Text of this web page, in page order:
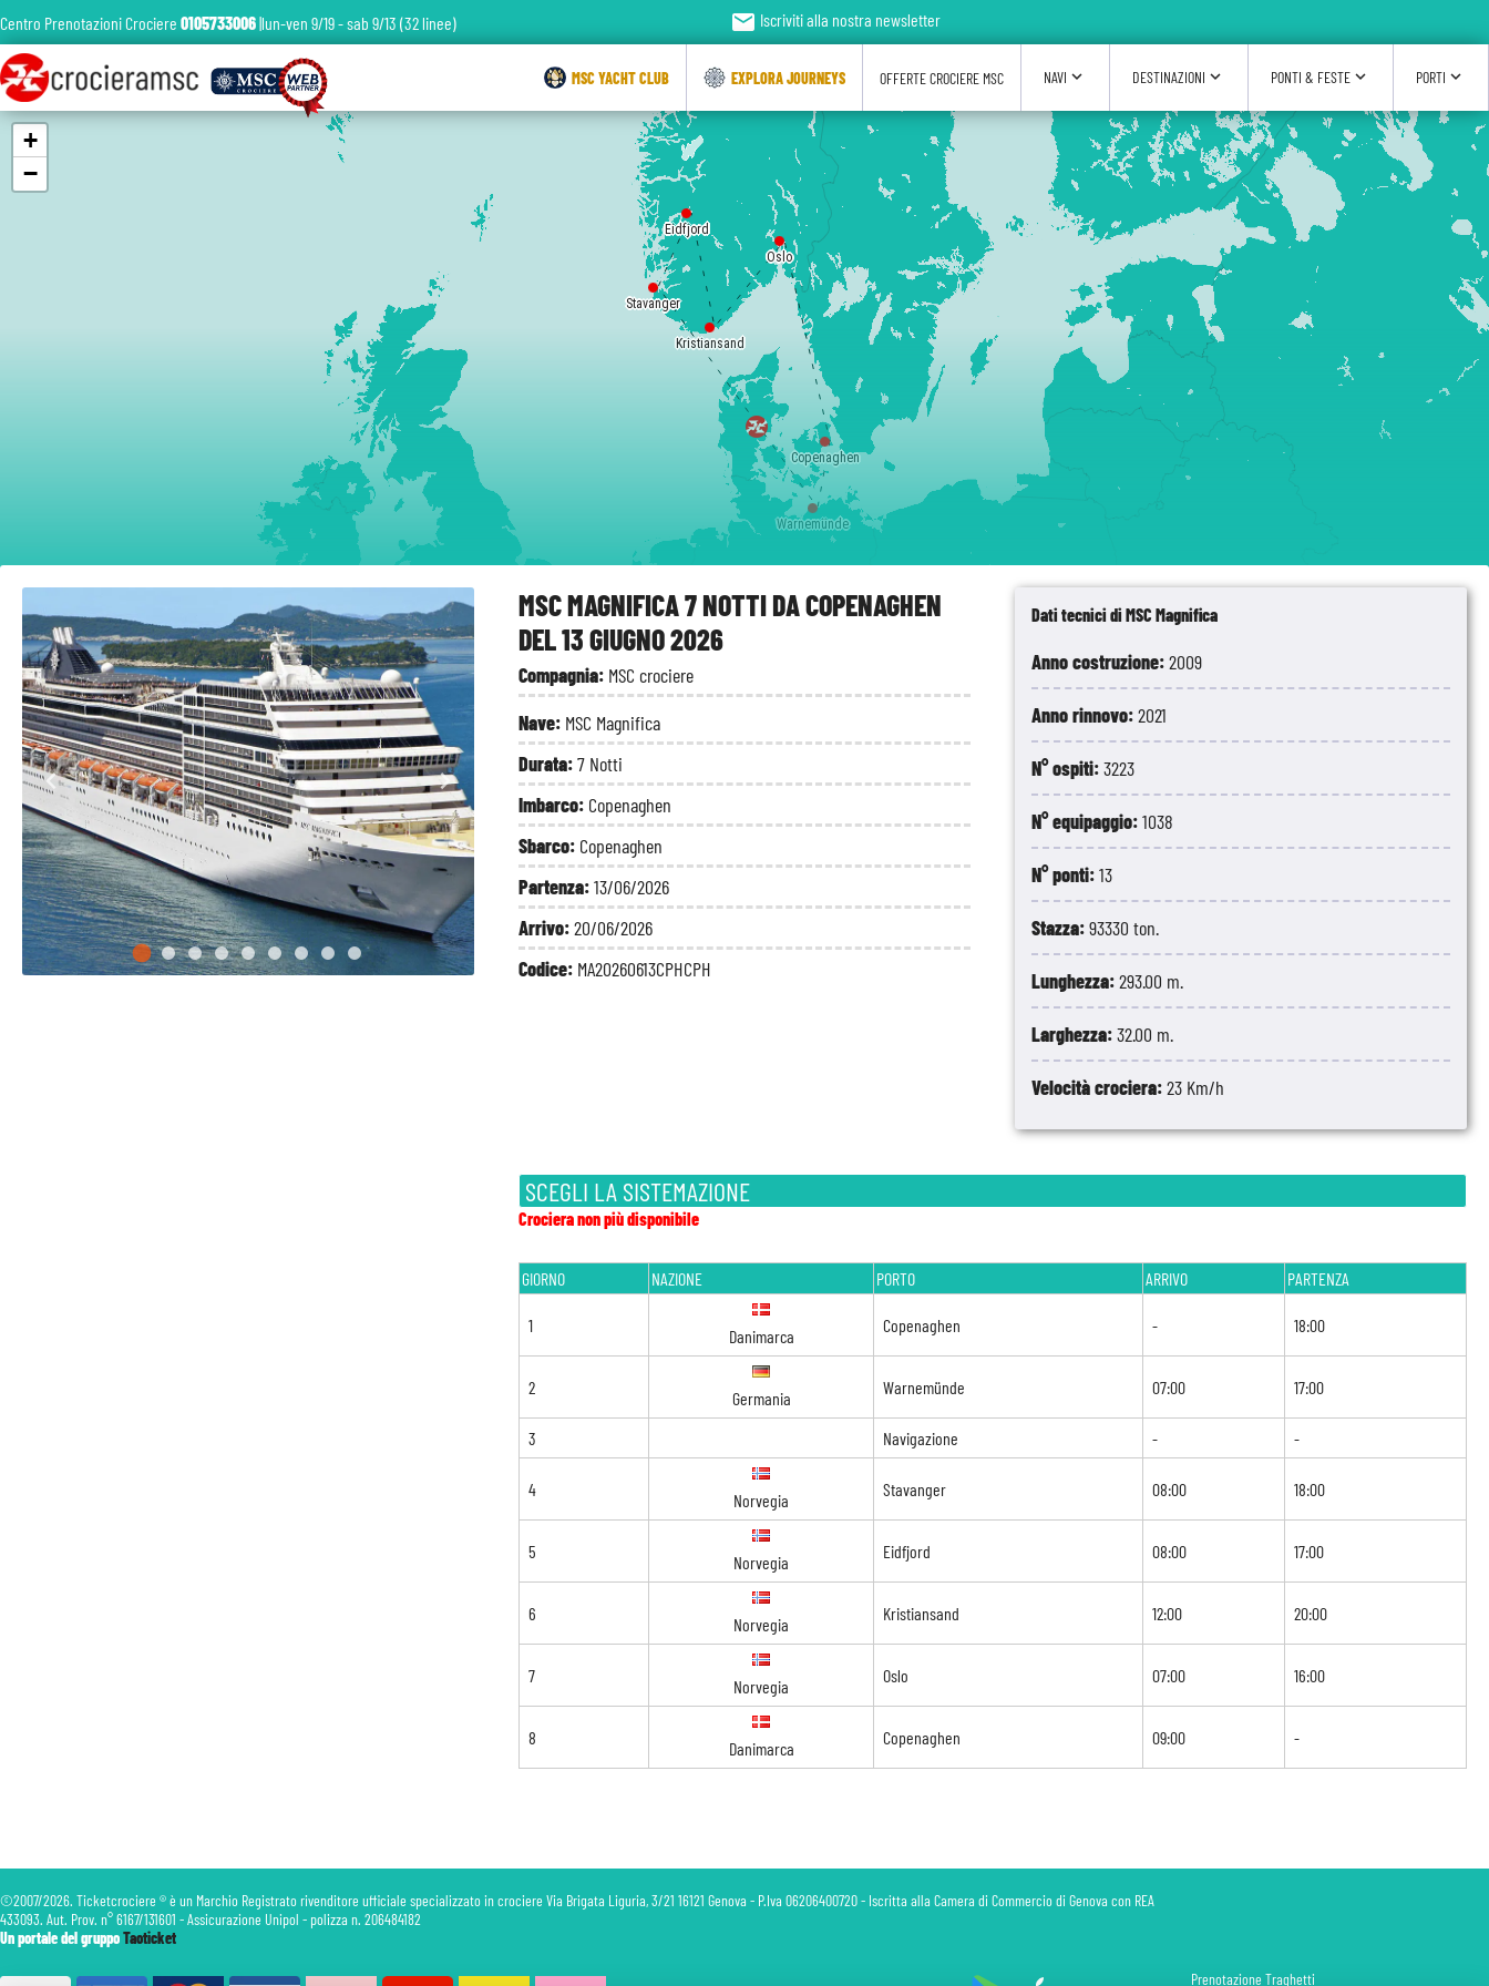
MSC MAGNIFICA 7 NOTTI DA COPENAGHEN
DEL 13 GIUGNO 2026
Compagnia: MSC crociere
Nave: MSC Magnifica
Durata:7 Notti
Imbarco: Copenaghen
Sbarco: Copenaghen
Partenza:13/06/2026
Arrivo:20/06/2026
Codice: MA20260613CPHCPH
Dati tecnici di MSC Magnifica
Anno costruzione:2009
Anno rinnovo:2021
N° ospiti:3223
N° equipaggio:1038
N° ponti:13
Stazza:93330 ton.
Lunghezza:293.00 m.
Larghezza:32.00 m.
Velocità crociera:23 Km/h
SCEGLI LA SISTEMAZIONE
Crociera non più disponibile
GIORNO NAZIONE PORTO ARRIVO PARTENZA
1
Danimarca
Copenaghen - 18:00
2
Germania
Warnemünde 07:00 17:00
3 Navigazione - -
4
Norvegia
Stavanger 08:00 18:00
5
Norvegia
Eidfjord 08:00 17:00
6
Norvegia
Kristiansand 12:00 20:00
7
Norvegia
Oslo 07:00 16:00
8
Danimarca
Copenaghen 09:00 -
Copenaghen
Warnemünde
Stavanger
Eidfjord
Kristiansand
Oslo
+
−
Centro Prenotazioni Crociere 0105733006|lun-ven 9/19 - sab 9/13 (32 linee) email Iscriviti alla nostra newsletter
MSC YACHT CLUB EXPLORA JOURNEYS OFFERTE CROCIERE MSC NAVI expand_more DESTINAZIONI expand_more PONTI & FESTE expand_more PORTI expand_more
©2007/2026. Ticketcrociere ® è un Marchio Registrato rivenditore ufficiale specializzato in crociere Via Brigata Liguria, 3/21 16121 Genova - P.Iva 06206400720 - Iscritta alla Camera di Commercio di Genova con REA
433093. Aut. Prov. n° 6167/131601 - Assicurazione Unipol - polizza n. 206484182
Un portale del gruppoTaoticket
Prenotazione Traghetti